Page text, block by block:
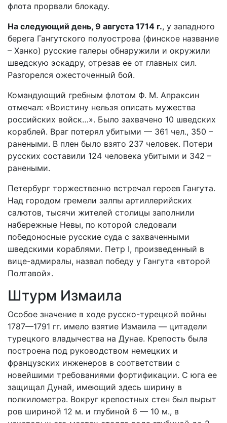
флота прорвали блокаду.
На следующий день, 9 августа 1714 г., у западного
берега Гангутского полуострова (финское название
– Ханко) русские галеры обнаружили и окружили
шведскую эскадру, отрезав ее от главных сил.
Разгорелся ожесточенный бой.
Командующий гребным флотом Ф. М. Апраксин
отмечал: «Воистину нельзя описать мужества
российских войск…». Было захвачено 10 шведских
кораблей. Враг потерял убитыми — 361 чел., 350 –
ранеными. В плен было взято 237 человек. Потери
русских составили 124 человека убитыми и 342 –
ранеными.
Петербург торжественно встречал героев Гангута.
Над городом гремели залпы артиллерийских
салютов, тысячи жителей столицы заполнили
набережные Невы, по которой следовали
победоносные русские суда с захваченными
шведскими кораблями. Петр I, произведенный в
вице-адмиралы, назвал победу у Гангута «второй
Полтавой».
Штурм Измаила
Особое значение в ходе русско-турецкой войны
1787—1791 гг. имело взятие Измаила — цитадели
турецкого владычества на Дунае. Крепость была
построена под руководством немецких и
французских инженеров в соответствии с
новейшими требованиями фортификации. С юга ее
защищал Дунай, имеющий здесь ширину в
полкилометра. Вокруг крепостных стен был вырыт
ров шириной 12 м. и глубиной 6 — 10 м., в